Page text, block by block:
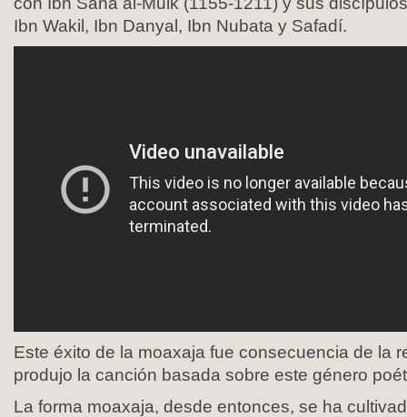
Ibn Wakil, Ibn Danyal, Ibn Nubata y Safadí.
Este éxito de la moaxaja fue consecuencia de la
produjo la canción basada sobre este género
La forma moaxaja, desde entonces, se ha